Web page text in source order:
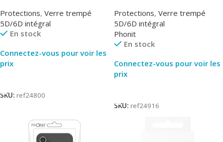
Protections, Verre trempé
5D/6D intégral
En stock
Connectez-vous pour voir les
prix
SKU: ref24800
Protections, Verre trempé
5D/6D intégral
Phonit
En stock
Connectez-vous pour voir les
prix
SKU: ref24916